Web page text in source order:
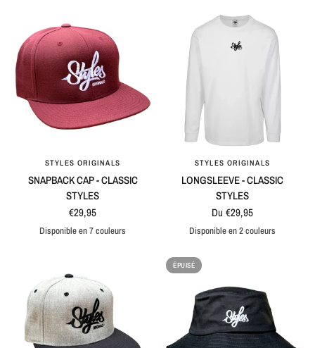
APERÇU RAPIDE
STYLES ORIGINALS
SNAPBACK CAP - CLASSIC
STYLES
€29,95
Maroon
BlueBlackGreyBlack / GreyBlue / GreyNatural / Grey
Disponible en 7 couleurs
APERÇU RAPIDE
STYLES ORIGINALS
LONGSLEEVE - CLASSIC
STYLES
Du €29,95
WhiteBlack
Disponible en 2 couleurs
ÉPUISÉ